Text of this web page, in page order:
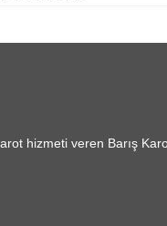
hizmeti veren Barış